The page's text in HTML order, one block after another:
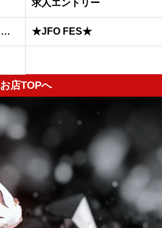
求人エントリー
Beppin Houseの新型コロナウイルスへの予防対策について ★JFO FES★
お店TOPへ